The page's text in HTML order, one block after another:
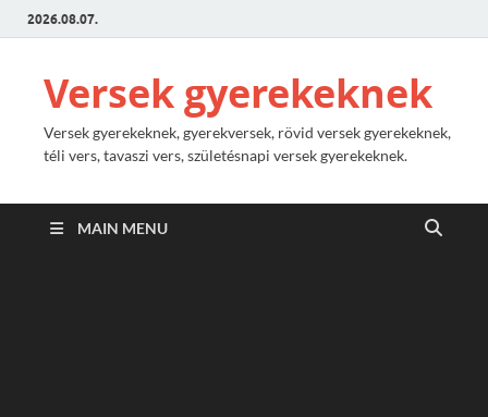
2026.08.07.
Versek gyerekeknek
Versek gyerekeknek, gyerekversek, rövid versek gyerekeknek,
téli vers, tavaszi vers, születésnapi versek gyerekeknek.
MAIN MENU